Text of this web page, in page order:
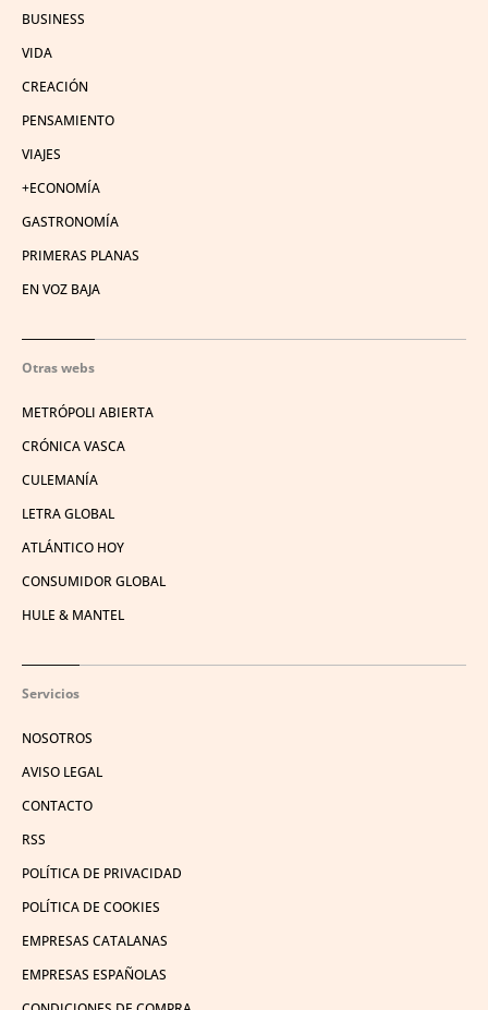
BUSINESS
VIDA
CREACIÓN
PENSAMIENTO
VIAJES
+ECONOMÍA
GASTRONOMÍA
PRIMERAS PLANAS
EN VOZ BAJA
Otras webs
METRÓPOLI ABIERTA
CRÓNICA VASCA
CULEMANÍA
LETRA GLOBAL
ATLÁNTICO HOY
CONSUMIDOR GLOBAL
HULE & MANTEL
Servicios
NOSOTROS
AVISO LEGAL
CONTACTO
RSS
POLÍTICA DE PRIVACIDAD
POLÍTICA DE COOKIES
EMPRESAS CATALANAS
EMPRESAS ESPAÑOLAS